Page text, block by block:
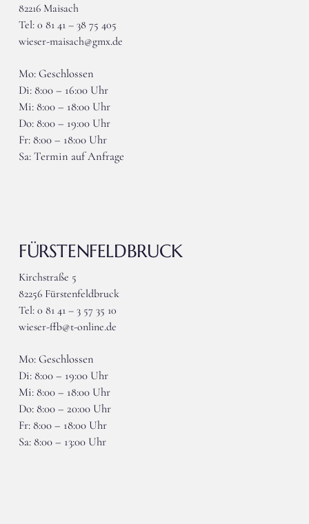
82216 Maisach
Tel: 0 81 41 – 38 75 405
wieser-maisach@gmx.de
Mo: Geschlossen
Di: 8:00 – 16:00 Uhr
Mi: 8:00 – 18:00 Uhr
Do: 8:00 – 19:00 Uhr
Fr: 8:00 – 18:00 Uhr
Sa: Termin auf Anfrage
FÜRSTENFELDBRUCK
Kirchstraße 5
82256 Fürstenfeldbruck
Tel: 0 81 41 – 3 57 35 10
wieser-ffb@t-online.de
Mo: Geschlossen
Di: 8:00 – 19:00 Uhr
Mi: 8:00 – 18:00 Uhr
Do: 8:00 – 20:00 Uhr
Fr: 8:00 – 18:00 Uhr
Sa: 8:00 – 13:00 Uhr